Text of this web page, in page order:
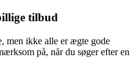
tilbud
men ikke alle er ægte gode
på, når du søger efter en